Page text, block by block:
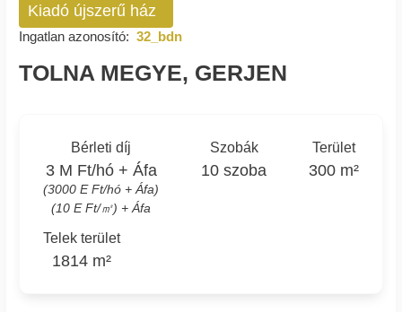
Kiadó újszerű ház
Ingatlan azonosító: 32_bdn
TOLNA MEGYE, GERJEN
Bérleti díj
3 M Ft/hó + Áfa
(3000 E Ft/hó + Áfa)
(10 E Ft/㎡) + Áfa
Szobák
10 szoba
Terület
300 m²
Telek terület
1814 m²